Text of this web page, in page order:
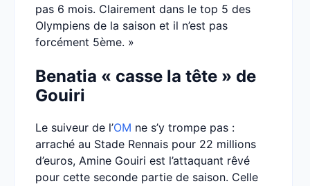
pas 6 mois. Clairement dans le top 5 des
Olympiens de la saison et il n’est pas
forcément 5ème. »
Benatia « casse la tête » de
Gouiri
Le suiveur de l’OM ne s’y trompe pas :
arraché au Stade Rennais pour 22 millions
d’euros, Amine Gouiri est l’attaquant rêvé
pour cette seconde partie de saison. Celle